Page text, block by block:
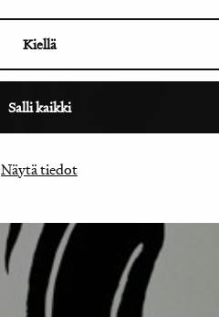
Kiellä
Salli kaikki
Näytä tiedot